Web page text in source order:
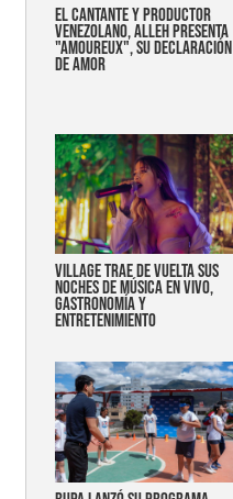
EL CANTANTE Y PRODUCTOR
VENEZOLANO, ALLEH PRESENTA
"AMOUREUX", SU DECLARACIÓN
DE AMOR
Village trae de vuelta sus
noches de música en vivo,
gastronomía y
entretenimiento